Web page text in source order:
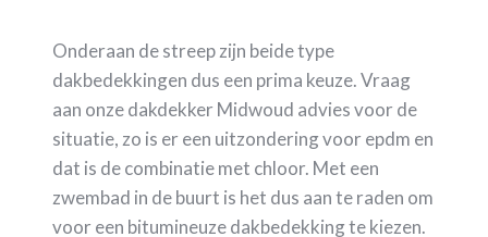
Onderaan de streep zijn beide type
dakbedekkingen dus een prima keuze. Vraag
aan onze dakdekker Midwoud advies voor de
situatie, zo is er een uitzondering voor epdm en
dat is de combinatie met chloor. Met een
zwembad in de buurt is het dus aan te raden om
voor een bitumineuze dakbedekking te kiezen.